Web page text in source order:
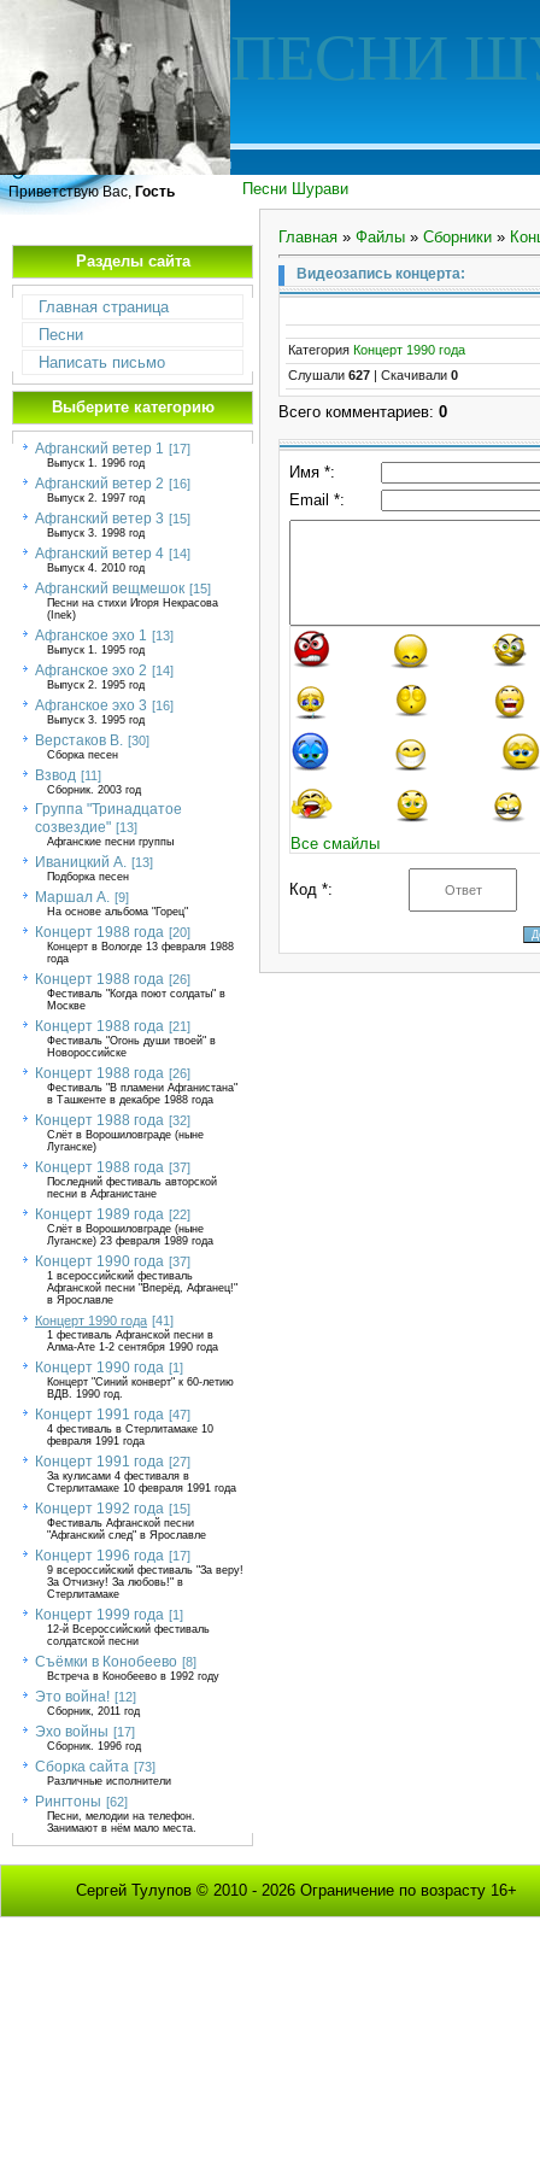
ПЕСНИ
Песни Шурави
Приветствую Вас, Гость
Разделы сайта
Главная страница
Песни
Написать письмо
Выберите категорию
Афганский ветер 1 [17]
Выпуск 1. 1996 год
Афганский ветер 2 [16]
Выпуск 2. 1997 год
Афганский ветер 3 [15]
Выпуск 3. 1998 год
Афганский ветер 4 [14]
Выпуск 4. 2010 год
Афганский вещмешок [15]
Песни на стихи Игоря Некрасова
(Inek)
Афганское эхо 1 [13]
Выпуск 1. 1995 год
Афганское эхо 2 [14]
Выпуск 2. 1995 год
Афганское эхо 3 [16]
Выпуск 3. 1995 год
Верстаков В. [30]
Сборка песен
Взвод [11]
Сборник. 2003 год
Группа "Тринадцатое
созвездие" [13]
Афганские песни группы
Иваницкий А. [13]
Подборка песен
Маршал А. [9]
На основе альбома "Горец"
Концерт 1988 года [20]
Концерт в Вологде 13 февраля 1988
года
Концерт 1988 года [26]
Фестиваль "Когда поют солдаты" в
Москве
Концерт 1988 года [21]
Фестиваль "Огонь души твоей" в
Новороссийске
Концерт 1988 года [26]
Фестиваль "В пламени Афганистана"
в Ташкенте в декабре 1988 года
Концерт 1988 года [32]
Слёт в Ворошиловграде (ныне
Луганске)
Концерт 1988 года [37]
Последний фестиваль авторской
песни в Афганистане
Концерт 1989 года [22]
Слёт в Ворошиловграде (ныне
Луганске) 23 февраля 1989 года
Концерт 1990 года [37]
1 всероссийский фестиваль
Афганской песни "Вперёд, Афганец!"
в Ярославле
Концерт 1990 года [41]
1 фестиваль Афганской песни в
Алма-Ате 1-2 сентября 1990 года
Концерт 1990 года [1]
Концерт "Синий конверт" к 60-летию
ВДВ. 1990 год.
Концерт 1991 года [47]
4 фестиваль в Стерлитамаке 10
февраля 1991 года
Концерт 1991 года [27]
За кулисами 4 фестиваля в
Стерлитамаке 10 февраля 1991 года
Концерт 1992 года [15]
Фестиваль Афганской песни
"Афганский след" в Ярославле
Концерт 1996 года [17]
9 всероссийский фестиваль "За веру!
За Отчизну! За любовь!" в
Стерлитамаке
Концерт 1999 года [1]
12-й Всероссийский фестиваль
солдатской песни
Съёмки в Конобеево [8]
Встреча в Конобеево в 1992 году
Это война! [12]
Сборник, 2011 год
Эхо войны [17]
Сборник. 1996 год
Сборка сайта [73]
Различные исполнители
Рингтоны [62]
Песни, мелодии на телефон.
Занимают в нём мало места.
Главная » Файлы » Сборники »
Видеозапись концерта:
Категория Концерт 1990 года
Слушали 627 Скачивали 0
Всего комментариев: 0
Имя *:
Email *:
Все смайлы
Код *:
Сергей Тулупов © 2010 - 2026 Ограничение по возрасту 16+